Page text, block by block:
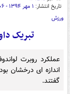
تاریخ انتشار: ۱ مهر ۱۳۹۴ - ۰۵:۰۶
ورزش
تبریک
عملکرد روبرت
اندازه ای درخشان
گفتند.